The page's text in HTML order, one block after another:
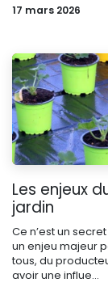
17 mars 2026
Les enjeux
jardin
Ce n’est un
un enjeu majeur
tous, du
avoir une influe...